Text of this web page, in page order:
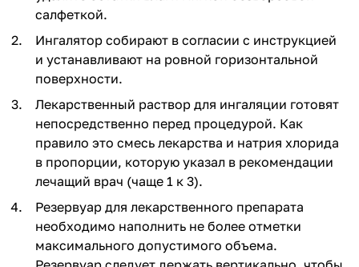
салфеткой.
Ингалятор собирают в согласии с инструкцией
и устанавливают на ровной горизонтальной
поверхности.
Лекарственный раствор для ингаляции готовят
непосредственно перед процедурой. Как
правило это смесь лекарства и натрия хлорида
в пропорции, которую указал в рекомендации
лечащий врач (чаще 1 к 3).
Резервуар для лекарственного препарата
необходимо наполнить не более отметки
максимального допустимого объема.